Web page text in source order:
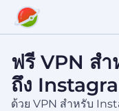
ฟรี VPN สำ
ถึง
ด้วย VPN สำหรับ